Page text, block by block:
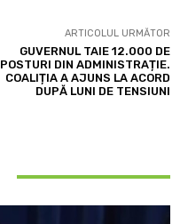
ARTICOLUL URMĂTOR
GUVERNUL TAIE 12.000 DE
POSTURI DIN ADMINISTRAȚIE.
COALIȚIA A AJUNS LA ACORD
DUPĂ LUNI DE TENSIUNI